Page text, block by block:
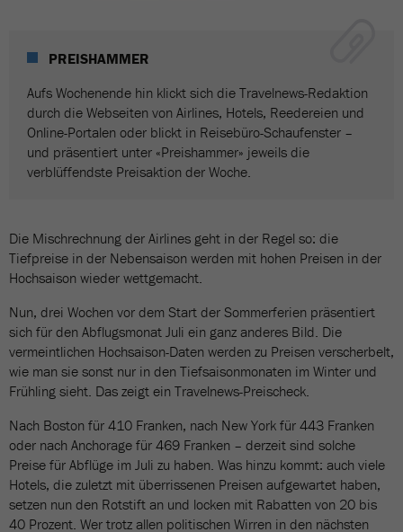
PREISHAMMER
Aufs Wochenende hin klickt sich die Travelnews-Redaktion
durch die Webseiten von Airlines, Hotels, Reedereien und
Online-Portalen oder blickt in Reisebüro-Schaufenster –
und präsentiert unter «Preishammer» jeweils die
verblüffendste Preisaktion der Woche.
Die Mischrechnung der Airlines geht in der Regel so: die
Tiefpreise in der Nebensaison werden mit hohen Preisen in der
Hochsaison wieder wettgemacht.
Nun, drei Wochen vor dem Start der Sommerferien präsentiert
sich für den Abflugsmonat Juli ein ganz anderes Bild. Die
vermeintlichen Hochsaison-Daten werden zu Preisen verscherbelt,
wie man sie sonst nur in den Tiefsaisonmonaten im Winter und
Frühling sieht. Das zeigt ein Travelnews-Preischeck.
Nach Boston für 410 Franken, nach New York für 443 Franken
oder nach Anchorage für 469 Franken – derzeit sind solche
Preise für Abflüge im Juli zu haben. Was hinzu kommt: auch viele
Hotels, die zuletzt mit überrissenen Preisen aufgewartet haben,
setzen nun den Rotstift an und locken mit Rabatten von 20 bis
40 Prozent. Wer trotz allen politischen Wirren in den nächsten